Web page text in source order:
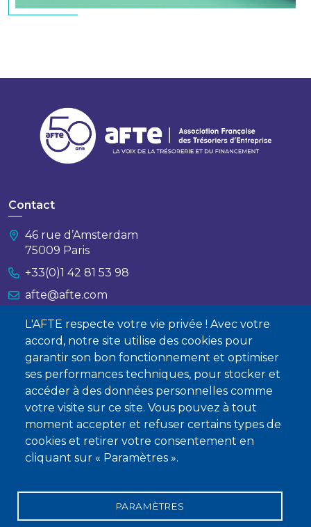
L'AFTE respecte votre vie privée ! Avec votre
accord, notre site utilise des cookies pour
garantir son bon fonctionnement et optimiser
ses performances techniques, pour stocker et
accéder à des données personnelles comme
votre visite sur ce site. Vous pouvez à tout
moment accepter et refuser certains types de
cookies et retirer votre consentement en
cliquant sur « Paramètres ».
PARAMÈTRES
Contact
46 rue d’Amsterdam
75009 Paris
+33(0)1 42 81 53 98
afte@afte.com
Nous contacter
À propos
Qui sommes-nous ?
Devenir membre
Mentions légales Conditions générales de vente